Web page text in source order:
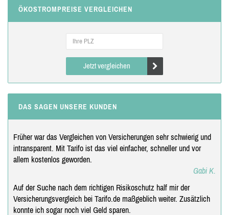
ÖKOSTROMPREISE VERGLEICHEN
Jetzt vergleichen
DAS SAGEN UNSERE KUNDEN
Früher war das Vergleichen von Versicherungen sehr schwierig und
intransparent. Mit Tarifo ist das viel einfacher, schneller und vor
allem kostenlos geworden.
Gabi K.
Auf der Suche nach dem richtigen Risikoschutz half mir der
Versicherungsvergleich bei Tarifo.de maßgeblich weiter. Zusätzlich
konnte ich sogar noch viel Geld sparen.